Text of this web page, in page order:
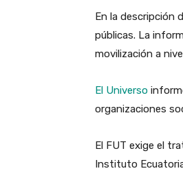
En la descripción
públicas. La
movilización a
El Universo
organizaciones
El FUT exige el
Instituto